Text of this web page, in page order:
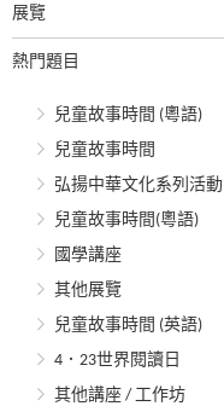
展覽
熱門題目
兒童故事時間 (粵語)
兒童故事時間
弘揚中華文化系列活動
兒童故事時間(粵語)
國學講座
其他展覽
兒童故事時間 (英語)
4．23世界閱讀日
其他講座 / 工作坊